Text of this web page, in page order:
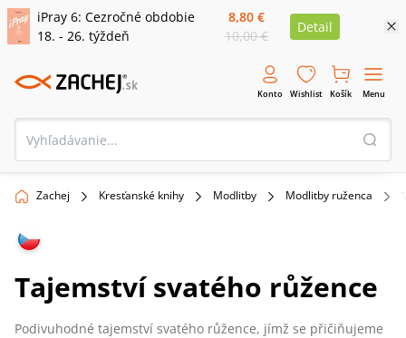
iPray 6: Cezročné obdobie
18. - 26. týždeň
8,80 €
10,00 €
Detail
Konto Wishlist Košík Menu
Zachej Kresťanské knihy Modlitby Modlitby ruženca
Tajemství svatého růžence
Podivuhodné tajemství svatého růžence, jímž se přičiňujeme